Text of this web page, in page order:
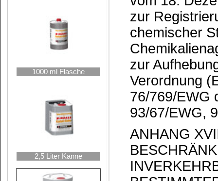
10 Liter Kanne
25 Liter Hobbock
1. Darf nach dem 27. Juni
Öffentlichkeit in
Konzentration von ≥ 0,1
350 g erstmalig in Verkehr
2. Cyclohexanhaltige
Anforderungen unter
27. Dezember 2010 nicht
lichkeit in Verkehr gebracht
3. Unbeschadet anderer
die Einstufung,
Gemischen muss der
währleisten, dass zur
Verkehr gebrachte
Cyclohexan in einer Kon­
enthalten, ab dem 27.
unverwischbar mit